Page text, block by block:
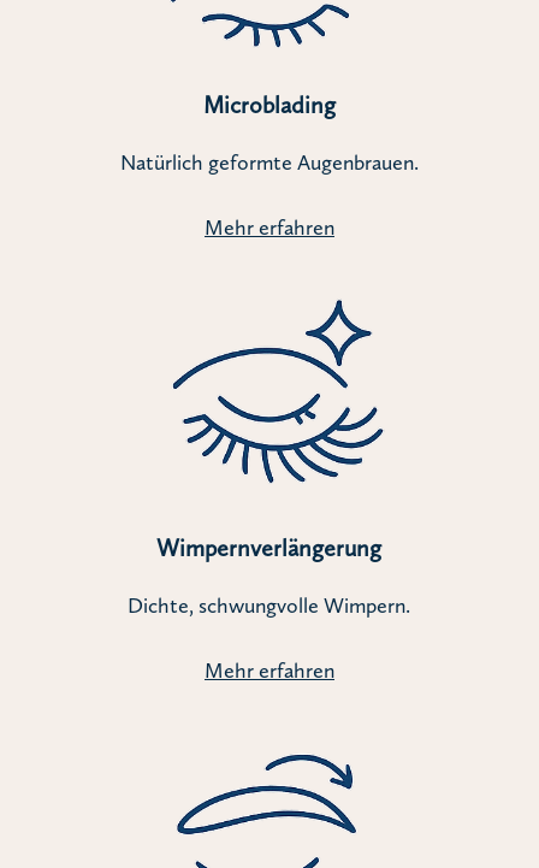
Microblading
Natürlich geformte Augenbrauen.
Mehr erfahren
Wimpernverlängerung
Dichte, schwungvolle Wimpern.
Mehr erfahren